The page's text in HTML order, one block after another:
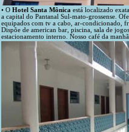
• O Hotel Santa Mônica está localizado
a capital do Pantanal Sul-mato-grossense.
equipados com tv a cabo, ar-condicionado,
Dispõe de american bar, piscina, sala de
estacionamento interno. Nosso café da